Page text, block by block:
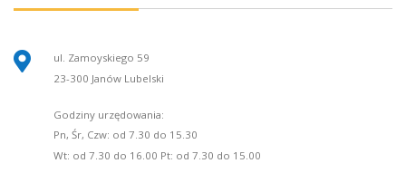
ul. Zamoyskiego 59
23-300 Janów Lubelski
Godziny urzędowania:
Pn, Śr, Czw: od 7.30 do 15.30
Wt: od 7.30 do 16.00 Pt: od 7.30 do 15.00